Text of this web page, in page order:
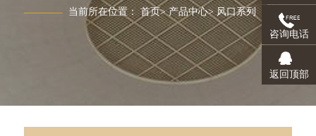
当前所在位置：首页>产品中心>风口系列
咨询电话
返回顶部